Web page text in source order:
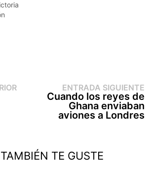
Entrada
anterior:
ENTRADA SIGUIENTE
Cuando los reyes de
Ghana enviaban
aviones a Londres
TE GUSTE